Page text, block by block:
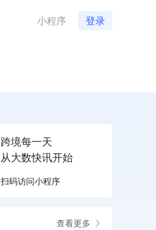
小程序 登录
跨境每一天
从大数快讯开始
扫码访问小程序
查看更多